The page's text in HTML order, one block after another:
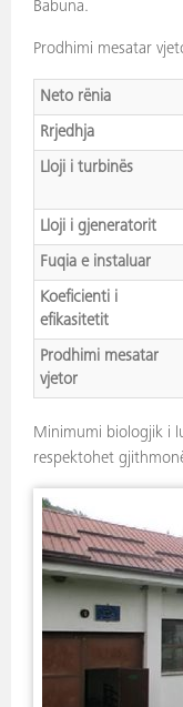
Babuna.
Prodhimi mesatar
Neto rënia
Rrjedhja
Lloji i turbinës
Lloji i gjeneratorit
Fuqia e instaluar
Koeficienti i
efikasitetit
Prodhimi mesatar
vjetor
Minimumi biologjik i
respektohet